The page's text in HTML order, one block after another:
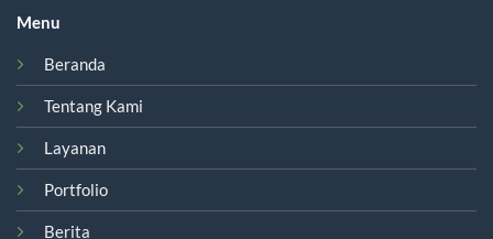
Menu
Beranda
Tentang Kami
Layanan
Portfolio
Berita